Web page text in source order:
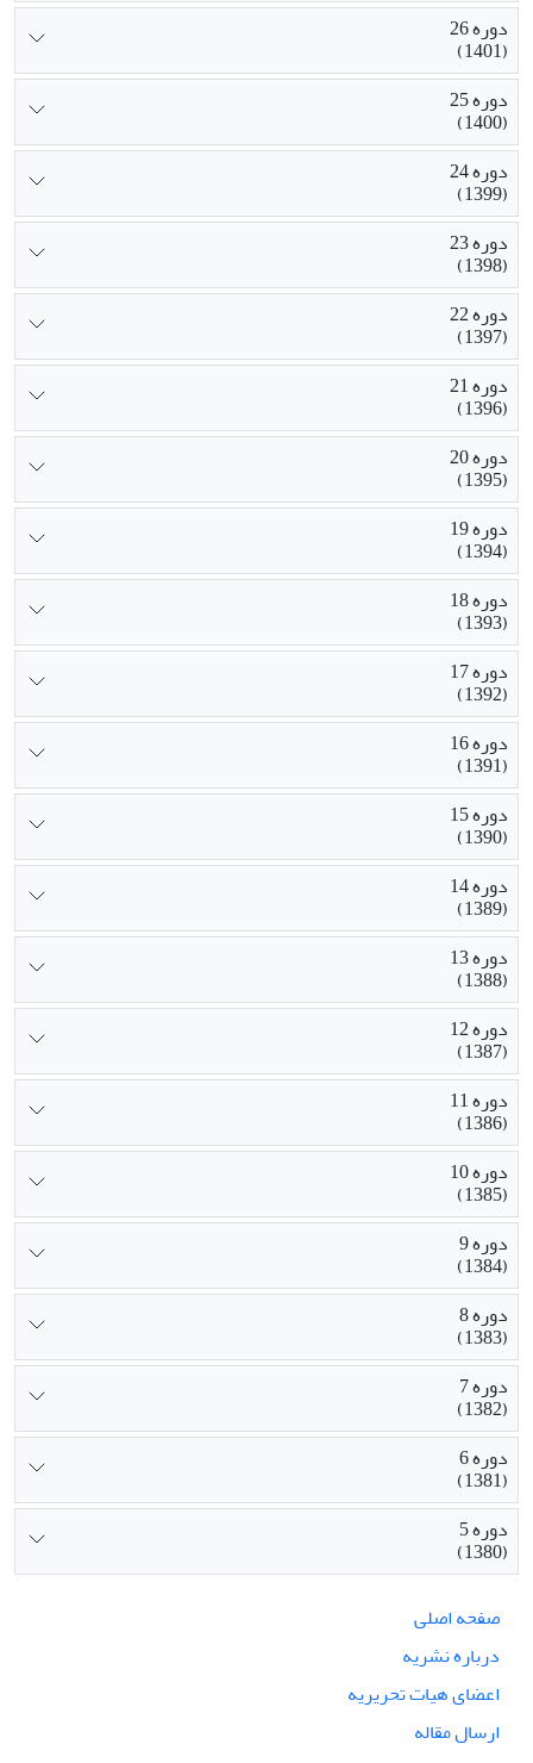
دوره 26
(1401)
دوره 25
(1400)
دوره 24
(1399)
دوره 23
(1398)
دوره 22
(1397)
دوره 21
(1396)
دوره 20
(1395)
دوره 19
(1394)
دوره 18
(1393)
دوره 17
(1392)
دوره 16
(1391)
دوره 15
(1390)
دوره 14
(1389)
دوره 13
(1388)
دوره 12
(1387)
دوره 11
(1386)
دوره 10
(1385)
دوره 9
(1384)
دوره 8
(1383)
دوره 7
(1382)
دوره 6
(1381)
دوره 5
(1380)
صفحه اصلی
درباره نشریه
اعضای هیات تحریریه
ارسال مقاله